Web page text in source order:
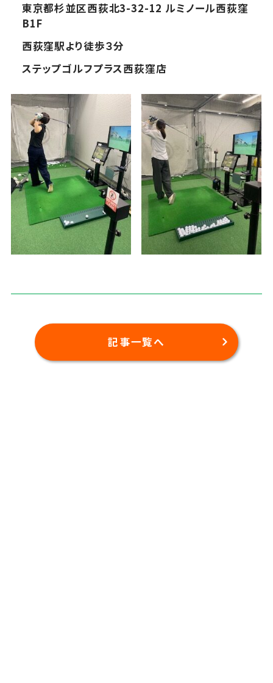
東京都杉並区西荻北3-32-12 ルミノール西荻窪
B1F
西荻窪駅より徒歩３分
ステップゴルフプラス西荻窪店
記事一覧へ